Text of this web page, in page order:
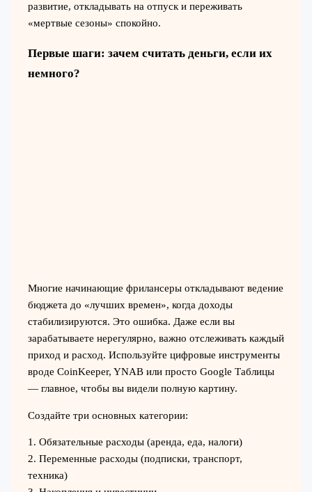
развитие, откладывать на отпуск и переживать
«мертвые сезоны» спокойно.
Первые шаги: зачем считать деньги, если их
немного?
Многие начинающие фрилансеры откладывают ведение
бюджета до «лучших времен», когда доходы
стабилизируются. Это ошибка. Даже если вы
зарабатываете нерегулярно, важно отслеживать каждый
приход и расход. Используйте цифровые инструменты
вроде CoinKeeper, YNAB или просто Google Таблицы
— главное, чтобы вы видели полную картину.
Создайте три основных категории:
1. Обязательные расходы (аренда, еда, налоги)
2. Переменные расходы (подписки, транспорт,
техника)